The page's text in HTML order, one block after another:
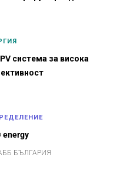
система за висока
energy
БЪЛГАРИЯ